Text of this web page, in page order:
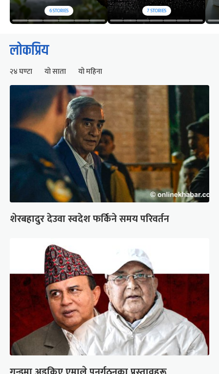
6STORIES 7STORIES
लोकप्रिय
२४ घण्टा यो साता यो महिना
शेरबहादुर देउवा स्वदेश फर्किने समय परिवर्तन